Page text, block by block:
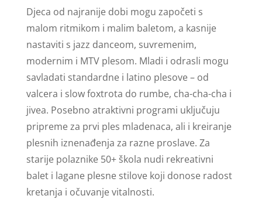
Djeca od najranije dobi mogu započeti s
malom ritmikom i malim baletom, a kasnije
nastaviti s jazz danceom, suvremenim,
modernim i MTV plesom. Mladi i odrasli mogu
savladati standardne i latino plesove – od
valcera i slow foxtrota do rumbe, cha-cha-cha i
jivea. Posebno atraktivni programi uključuju
pripreme za prvi ples mladenaca, ali i kreiranje
plesnih iznenađenja za razne proslave. Za
starije polaznike 50+ škola nudi rekreativni
balet i lagane plesne stilove koji donose radost
kretanja i očuvanje vitalnosti.